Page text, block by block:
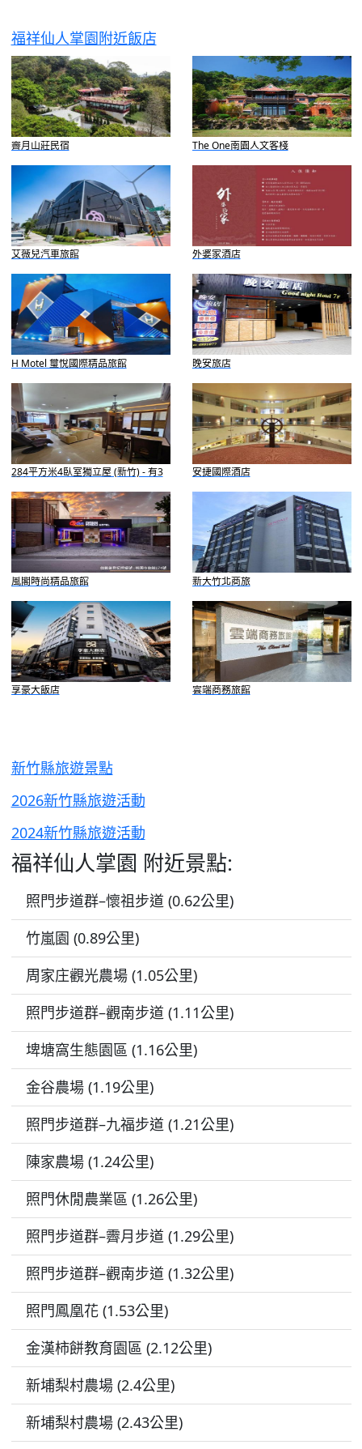
福祥仙人掌園附近飯店
霽月山莊民宿 The One南園人文客棧
艾薇兒汽車旅館 外婆家酒店
H Motel 璽悅國際精品旅館 晚安旅店
284平方米4臥室獨立屋 (新竹) - 有3
間私人浴室
安捷國際酒店
風閣時尚精品旅館 新大竹北商旅
享豪大飯店 雲端商務旅館
新竹縣旅遊景點
2026新竹縣旅遊活動
2024新竹縣旅遊活動
福祥仙人掌園 附近景點:
照門步道群–懷祖步道 (0.62公里)
竹嵐園 (0.89公里)
周家庄觀光農場 (1.05公里)
照門步道群–觀南步道 (1.11公里)
埤塘窩生態園區 (1.16公里)
金谷農場 (1.19公里)
照門步道群–九福步道 (1.21公里)
陳家農場 (1.24公里)
照門休閒農業區 (1.26公里)
照門步道群–霽月步道 (1.29公里)
照門步道群–觀南步道 (1.32公里)
照門鳳凰花 (1.53公里)
金漢柿餅教育園區 (2.12公里)
新埔梨村農場 (2.4公里)
新埔梨村農場 (2.43公里)